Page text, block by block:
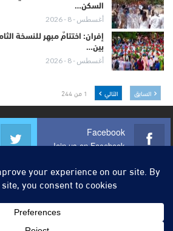
السكن…
أغسطس - 8 - 2026
إفران: اختتامٌ مبهِر للنسخة
بين…
أغسطس - 8 - 2026
السابق التالي 1 من 244
Facebook
Join us on Facebook
Youtube
Join us on Youtube